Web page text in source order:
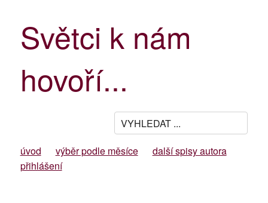
Světci k nám
hovoří...
úvod výběr podle měsíce
další spisy autora
přihlášení